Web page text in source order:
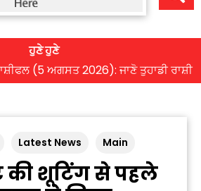
ਹੁਣੇ ਹੁਣੇ
(5 ਅਗਸਤ 2026): ਜਾਣੋ ਤੁਹਾਡੀ ਰਾਸ਼ੀ ‘ਤੇ
Latest News Main
की शूटिंग से पहले